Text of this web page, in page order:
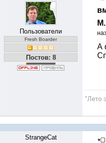
Пользователи
Fresh Boarder
Постов: 8
А
"Лето
StrangeCat